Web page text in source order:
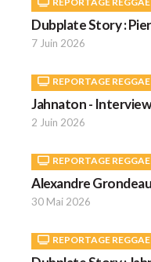
Dubplate Story :
7 Juin 2026
REPORTAGE
Jahnaton -
2 Juin 2026
REPORTAGE
Alexandre
30 Mai 2026
REPORTAGE